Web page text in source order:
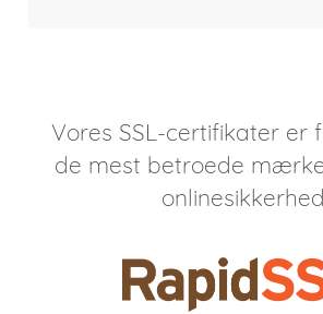
Vores SSL-certifikater er
de mest betroede